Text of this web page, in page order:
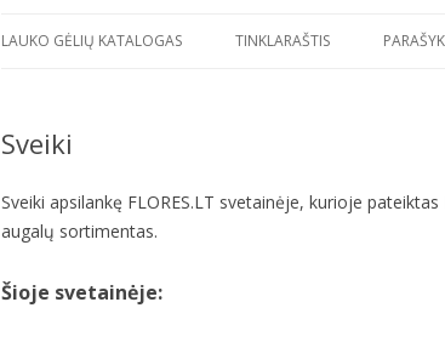
LAUKO GĖLIŲ KATALOGAS TINKLARAŠTIS PARAŠYK
Sveiki
Sveiki apsilankę FLORES.LT svetainėje, kurioje
augalų sortimentas.
Šioje svetainėje: